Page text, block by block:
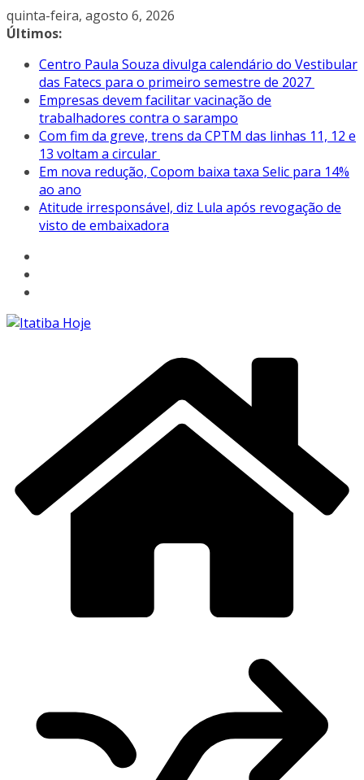
Pular
para
conteúdo
quinta-feira, agosto 6, 2026
Últimos:
Centro Paula Souza divulga calendário do Vestibular
das Fatecs para o primeiro semestre de 2027
Empresas devem facilitar vacinação de
trabalhadores contra o sarampo
Com fim da greve, trens da CPTM das linhas 11, 12 e
13 voltam a circular
Em nova redução, Copom baixa taxa Selic para 14%
ao ano
Atitude irresponsável, diz Lula após revogação de
visto de embaixadora